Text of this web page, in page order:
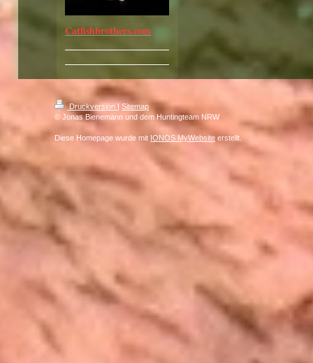
Catfishbrothers.com
Druckversion | Sitemap
© Jonas Bienemann und dem Huntingteam NRW
Diese Homepage wurde mit IONOS MyWebsite erstellt.